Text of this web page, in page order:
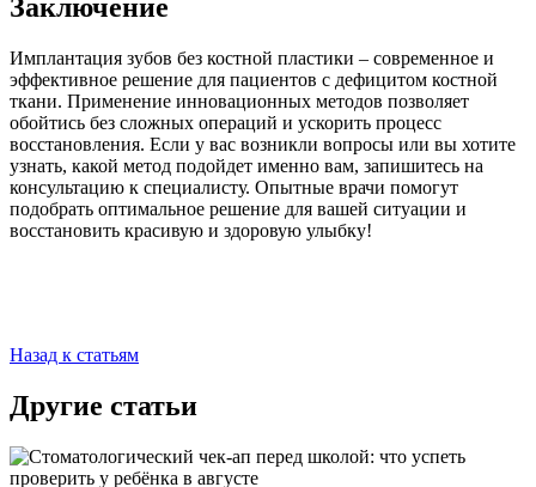
Заключение
Имплантация зубов без костной пластики – современное и
эффективное решение для пациентов с дефицитом костной
ткани. Применение инновационных методов позволяет
обойтись без сложных операций и ускорить процесс
восстановления. Если у вас возникли вопросы или вы хотите
узнать, какой метод подойдет именно вам, запишитесь на
консультацию к специалисту. Опытные врачи помогут
подобрать оптимальное решение для вашей ситуации и
восстановить красивую и здоровую улыбку!
Назад к статьям
Другие статьи